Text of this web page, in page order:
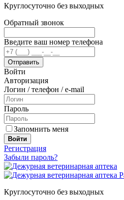
Круглосуточно без выходных
Обратный звонок
Введите ваш номер телефона
Войти
Авторизация
Логин / телефон / e-mail
Пароль
Запомнить меня
Войти
Регистрация
Забыли пароль?
Круглосуточно без выходных